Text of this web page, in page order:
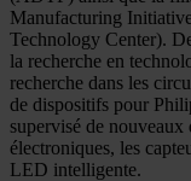
Manufacturing
Technology Center).
la recherche en
recherche dans les
de dispositifs pour
supervisé de nouveaux
électroniques, les
LED intelligente.